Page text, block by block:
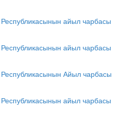
айыл чарбасы
айыл чарбасы
Айыл чарбасы
айыл чарбасы